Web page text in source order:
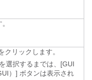
クリックします。
選択するまでは、[GUI
）] ボタンは表示され